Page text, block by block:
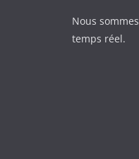
Nous
temps réel.